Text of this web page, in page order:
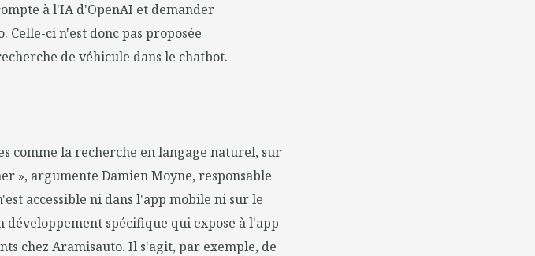
à l'IA d'OpenAI et demander
Celle-ci n'est donc pas proposée
de véhicule dans le chatbot.
comme la recherche en langage naturel, sur
», argumente Damien Moyne, responsable
accessible ni dans l'app mobile ni sur le
développement spécifique qui expose à l'app
chez Aramisauto. Il s'agit, par exemple, de